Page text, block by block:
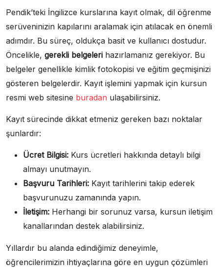
Pendik’teki İngilizce kurslarına kayıt olmak, dil öğrenme
serüveninizin kapılarını aralamak için atılacak en önemli
adımdır. Bu süreç, oldukça basit ve kullanıcı dostudur.
Öncelikle, gerekli belgeleri hazırlamanız gerekiyor. Bu
belgeler genellikle kimlik fotokopisi ve eğitim geçmişinizi
gösteren belgelerdir. Kayıt işlemini yapmak için kursun
resmi web sitesine buradan ulaşabilirsiniz.
Kayıt sürecinde dikkat etmeniz gereken bazı noktalar
şunlardır:
Ücret Bilgisi: Kurs ücretleri hakkında detaylı bilgi
almayı unutmayın.
Başvuru Tarihleri: Kayıt tarihlerini takip ederek
başvurunuzu zamanında yapın.
İletişim: Herhangi bir sorunuz varsa, kursun iletişim
kanallarından destek alabilirsiniz.
Yıllardır bu alanda edindiğimiz deneyimle,
öğrencilerimizin ihtiyaçlarına göre en uygun çözümleri